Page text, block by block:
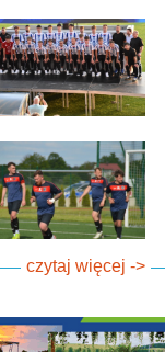
czytaj więcej ->